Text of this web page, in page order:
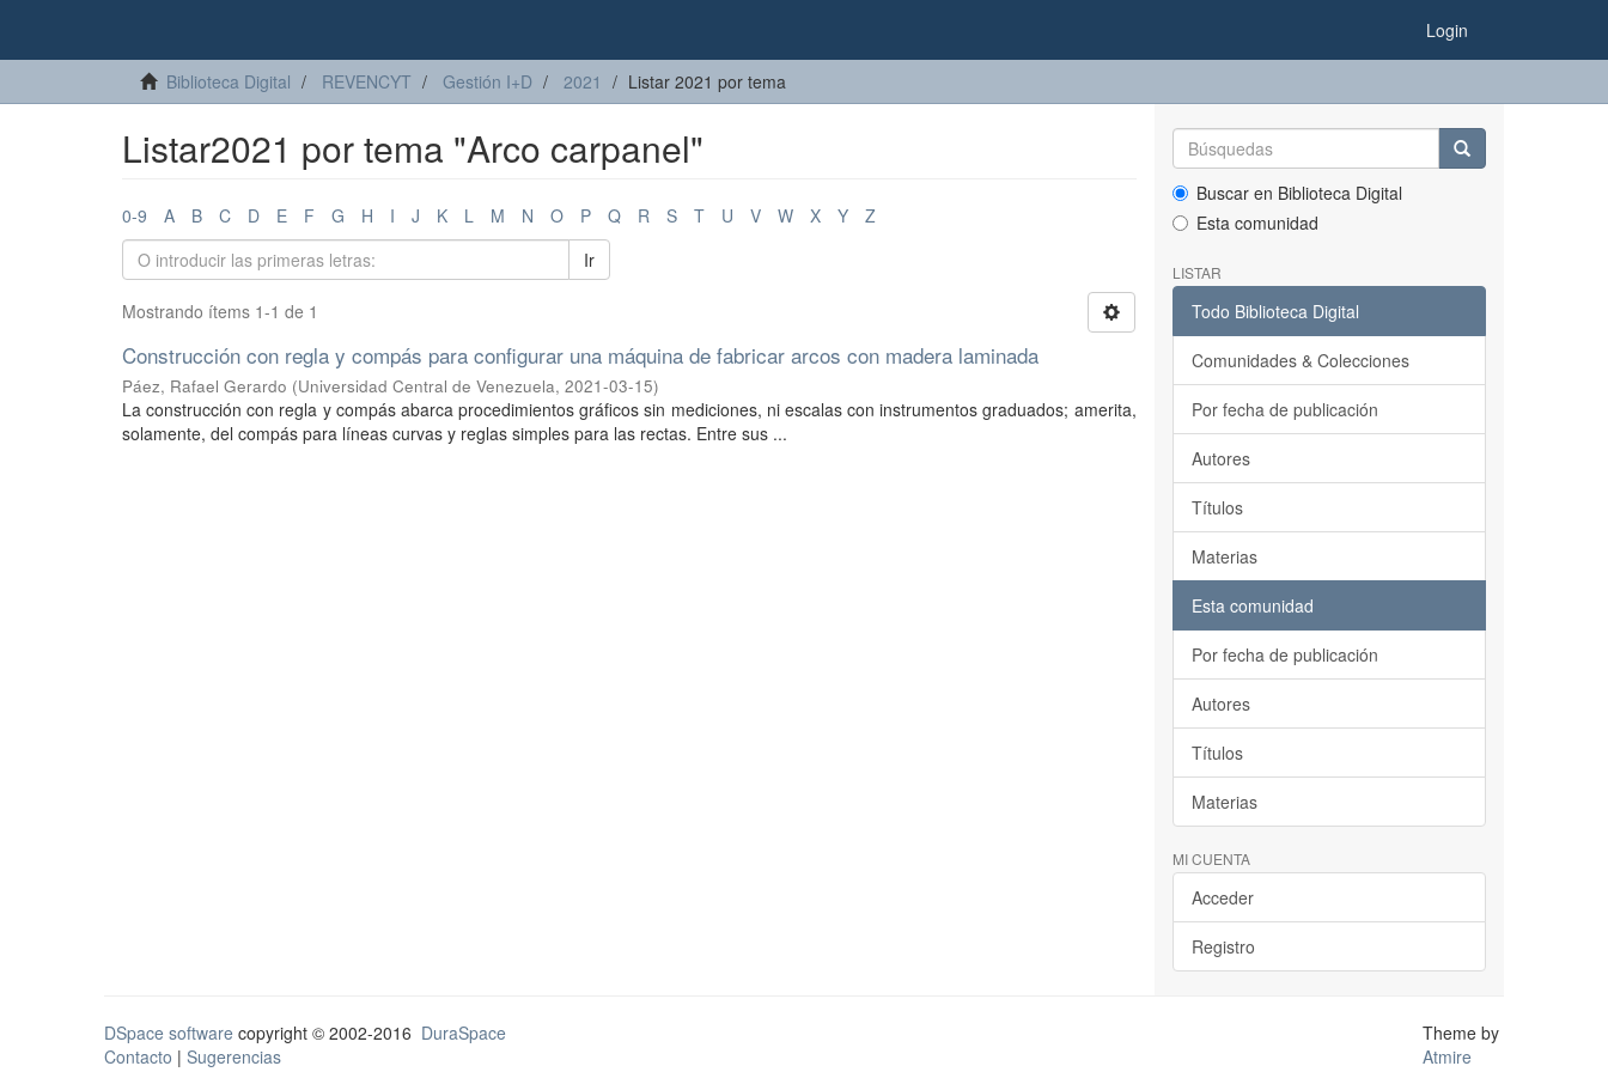
Login
Biblioteca Digital REVENCYT Gestión I+D 2021 Listar 2021 por tema
Listar2021 por tema "Arco carpanel"
0-9 A B C D E F G H I J K L M N O P Q R S T U V W X Y
Z
Ir
Mostrando ítems 1-1 de 1
Construcción con regla y compás para configurar una máquina de fabricar arcos con madera laminada
Páez, Rafael Gerardo (Universidad Central de Venezuela, 2021-03-15)
La construcción con regla y compás abarca procedimientos gráficos sin mediciones, ni escalas con instrumentos graduados; amerita,
solamente, del compás para líneas curvas y reglas simples para las rectas. Entre sus ...
Buscar en Biblioteca Digital
Esta comunidad
LISTAR
Todo Biblioteca Digital
Comunidades & Colecciones
Por fecha de publicación
Autores
Títulos
Materias
Esta comunidad
Por fecha de publicación
Autores
Títulos
Materias
MI CUENTA
Acceder
Registro
DSpace software copyright © 2002-2016 DuraSpace
Contacto | Sugerencias
Theme by
Atmire